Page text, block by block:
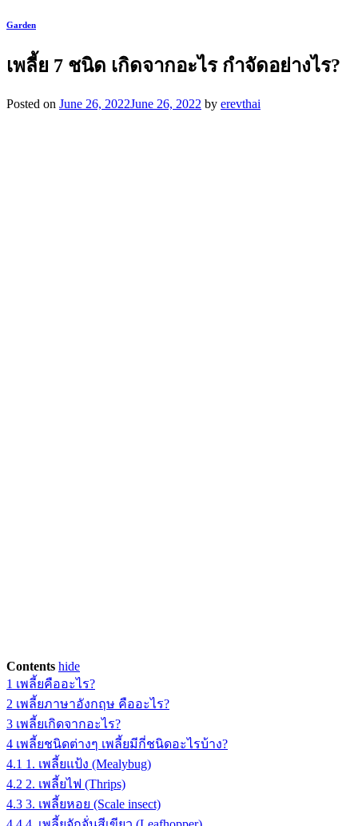
Garden
เพลี้ย 7 ชนิด เกิดจากอะไร กำจัดอย่างไร?
Posted on June 26, 2022June 26, 2022 by erevthai
Contents hide
1 เพลี้ยคืออะไร?
2 เพลี้ยภาษาอังกฤษ คืออะไร?
3 เพลี้ยเกิดจากอะไร?
4 เพลี้ยชนิดต่างๆ เพลี้ยมีกี่ชนิดอะไรบ้าง?
4.1 1. เพลี้ยแป้ง (Mealybug)
4.2 2. เพลี้ยไฟ (Thrips)
4.3 3. เพลี้ยหอย (Scale insect)